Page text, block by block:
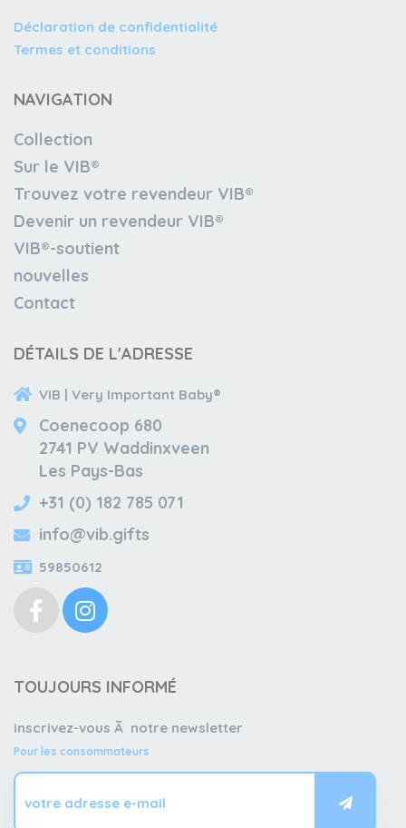
Déclaration de confidentialité
Termes et conditions
NAVIGATION
Collection
Sur le VIB®
Trouvez votre revendeur VIB®
Devenir un revendeur VIB®
VIB®-soutient
nouvelles
Contact
DÉTAILS DE L'ADRESSE
VIB | Very Important Baby®
Coenecoop 680
2741 PV Waddinxveen
Les Pays-Bas
+31 (0) 182 785 071
info@vib.gifts
59850612
TOUJOURS INFORMÉ
inscrivez-vous Ã notre newsletter
Pour les consommateurs